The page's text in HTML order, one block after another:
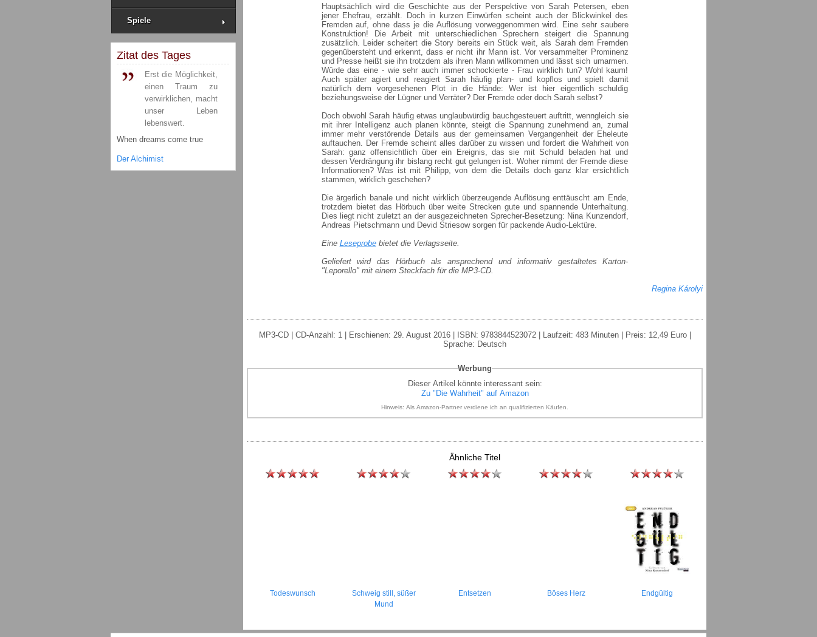
Spiele
Zitat des Tages
Erst die Möglichkeit,
einen Traum zu
verwirklichen, macht
unser Leben
lebenswert.
When dreams come true
Der Alchimist
Hauptsächlich wird die Geschichte aus der Perspektive von Sarah Petersen, eben
jener Ehefrau, erzählt. Doch in kurzen Einwürfen scheint auch der Blickwinkel des
Fremden auf, ohne dass je die Auflösung vorweggenommen wird. Eine sehr saubere
Konstruktion! Die Arbeit mit unterschiedlichen Sprechern steigert die Spannung
zusätzlich. Leider scheitert die Story bereits ein Stück weit, als Sarah dem Fremden
gegenübersteht und erkennt, dass er nicht ihr Mann ist. Vor versammelter Prominenz
und Presse heißt sie ihn trotzdem als ihren Mann willkommen und lässt sich umarmen.
Würde das eine - wie sehr auch immer schockierte - Frau wirklich tun? Wohl kaum!
Auch später agiert und reagiert Sarah häufig plan- und kopflos und spielt damit
natürlich dem vorgesehenen Plot in die Hände: Wer ist hier eigentlich schuldig
beziehungsweise der Lügner und Verräter? Der Fremde oder doch Sarah selbst?
Doch obwohl Sarah häufig etwas unglaubwürdig bauchgesteuert auftritt, wenngleich sie
mit ihrer Intelligenz auch planen könnte, steigt die Spannung zunehmend an, zumal
immer mehr verstörende Details aus der gemeinsamen Vergangenheit der Eheleute
auftauchen. Der Fremde scheint alles darüber zu wissen und fordert die Wahrheit von
Sarah: ganz offensichtlich über ein Ereignis, das sie mit Schuld beladen hat und
dessen Verdrängung ihr bislang recht gut gelungen ist. Woher nimmt der Fremde diese
Informationen? Was ist mit Philipp, von dem die Details doch ganz klar ersichtlich
stammen, wirklich geschehen?
Die ärgerlich banale und nicht wirklich überzeugende Auflösung enttäuscht am Ende,
trotzdem bietet das Hörbuch über weite Strecken gute und spannende Unterhaltung.
Dies liegt nicht zuletzt an der ausgezeichneten Sprecher-Besetzung: Nina Kunzendorf,
Andreas Pietschmann und Devid Striesow sorgen für packende Audio-Lektüre.
Eine Leseprobebietet die Verlagsseite.
Geliefert wird das Hörbuch als ansprechend und informativ gestaltetes Karton-
"Leporello" mit einem Steckfach für die MP3-CD.
Regina Károlyi
MP3-CD | CD-Anzahl: 1 | Erschienen: 29. August 2016 | ISBN: 9783844523072 | Laufzeit: 483 Minuten | Preis: 12,49 Euro |
Sprache: Deutsch
Werbung
Dieser Artikel könnte interessant sein:
Zu "Die Wahrheit" auf Amazon
Hinweis: Als Amazon-Partner verdiene ich an qualifizierten Käufen.
Ähnliche Titel
Todeswunsch
Schweig still, süßer
Mund
Entsetzen Böses Herz Endgültig